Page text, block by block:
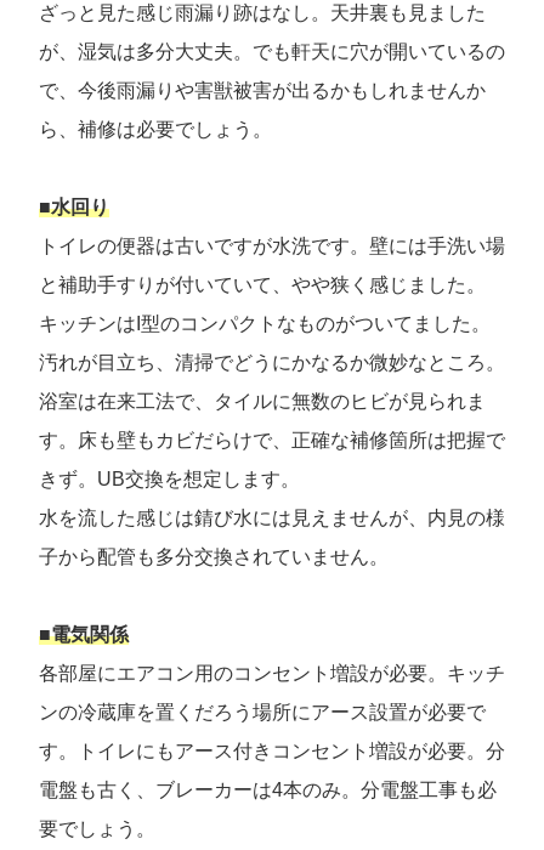
ざっと見た感じ雨漏り跡はなし。天井裏も見ました
が、湿気は多分大丈夫。でも軒天に穴が開いているの
で、今後雨漏りや害獣被害が出るかもしれませんか
ら、補修は必要でしょう。
■水回り
トイレの便器は古いですが水洗です。壁には手洗い場
と補助手すりが付いていて、やや狭く感じました。
キッチンはI型のコンパクトなものがついてました。
汚れが目立ち、清掃でどうにかなるか微妙なところ。
浴室は在来工法で、タイルに無数のヒビが見られま
す。床も壁もカビだらけで、正確な補修箇所は把握で
きず。UB交換を想定します。
水を流した感じは錆び水には見えませんが、内見の様
子から配管も多分交換されていません。
■電気関係
各部屋にエアコン用のコンセント増設が必要。キッチ
ンの冷蔵庫を置くだろう場所にアース設置が必要で
す。トイレにもアース付きコンセント増設が必要。分
電盤も古く、ブレーカーは4本のみ。分電盤工事も必
要でしょう。